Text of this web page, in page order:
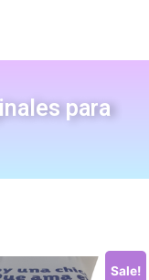
para
Sale!